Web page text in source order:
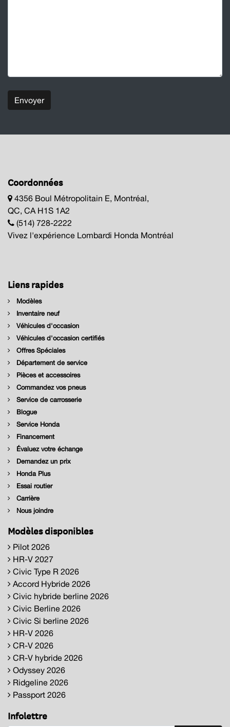
Envoyer
Coordonnées
4356 Boul Métropolitain E, Montréal,
QC, CA H1S 1A2
(514) 728-2222
Vivez l'expérience Lombardi Honda Montréal
Liens rapides
Modèles
Inventaire neuf
Véhicules d'occasion
Véhicules d'occasion certifiés
Offres Spéciales
Département de service
Pièces et accessoires
Commandez vos pneus
Service de carrosserie
Blogue
Service Honda
Financement
Évaluez votre échange
Demandez un prix
Honda Plus
Essai routier
Carrière
Nous joindre
Modèles disponibles
Pilot 2026
HR-V 2027
Civic Type R 2026
Accord Hybride 2026
Civic hybride berline 2026
Civic Berline 2026
Civic Si berline 2026
HR-V 2026
CR-V 2026
CR-V hybride 2026
Odyssey 2026
Ridgeline 2026
Passport 2026
Infolettre